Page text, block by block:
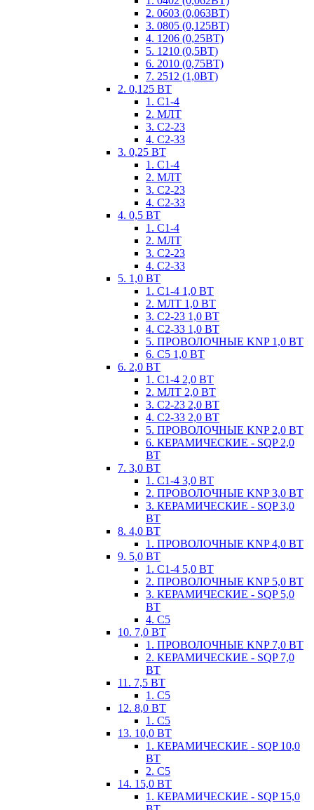
2. 0603 (0,063ВТ)
3. 0805 (0,125ВТ)
4. 1206 (0,25ВТ)
5. 1210 (0,5ВТ)
6. 2010 (0,75ВТ)
7. 2512 (1,0ВТ)
2. 0,125 ВТ
1. С1-4
2. МЛТ
3. С2-23
4. С2-33
3. 0,25 ВТ
1. С1-4
2. МЛТ
3. С2-23
4. С2-33
4. 0,5 ВТ
1. С1-4
2. МЛТ
3. С2-23
4. С2-33
5. 1,0 ВТ
1. С1-4 1,0 ВТ
2. МЛТ 1,0 ВТ
3. С2-23 1,0 ВТ
4. С2-33 1,0 ВТ
5. ПРОВОЛОЧНЫЕ KNP 1,0 ВТ
6. С5 1,0 ВТ
6. 2,0 ВТ
1. С1-4 2,0 ВТ
2. МЛТ 2,0 ВТ
3. С2-23 2,0 ВТ
4. С2-33 2,0 ВТ
5. ПРОВОЛОЧНЫЕ KNP 2,0 ВТ
6. КЕРАМИЧЕСКИЕ - SQP 2,0
ВТ
7. 3,0 ВТ
1. С1-4 3,0 ВТ
2. ПРОВОЛОЧНЫЕ KNP 3,0 ВТ
3. КЕРАМИЧЕСКИЕ - SQP 3,0
ВТ
8. 4,0 ВТ
1. ПРОВОЛОЧНЫЕ KNP 4,0 ВТ
9. 5,0 ВТ
1. С1-4 5,0 ВТ
2. ПРОВОЛОЧНЫЕ KNP 5,0 ВТ
3. КЕРАМИЧЕСКИЕ - SQP 5,0
ВТ
4. С5
10. 7,0 ВТ
1. ПРОВОЛОЧНЫЕ KNP 7,0 ВТ
2. КЕРАМИЧЕСКИЕ - SQP 7,0
ВТ
11. 7,5 ВТ
1. С5
12. 8,0 ВТ
1. С5
13. 10,0 ВТ
1. КЕРАМИЧЕСКИЕ - SQP 10,0
ВТ
2. С5
14. 15,0 ВТ
1. КЕРАМИЧЕСКИЕ - SQP 15,0